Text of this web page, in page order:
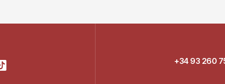
+34 93 260